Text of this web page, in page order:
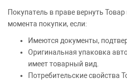
Покупатель в праве вернуть Товар
момента покупки, если:
Имеются документы,
Оригинальная упаковка
имеет товарный вид.
Потребительские свойства